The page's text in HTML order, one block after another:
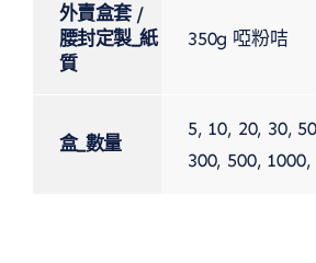
外賣盒套 /
腰封定製_紙
質
350g 啞粉咭
盒_數量
5, 10, 20, 30,
300, 500, 1000,